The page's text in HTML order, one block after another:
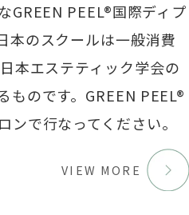
GREEN PEEL®国際ディプ
本のスクールは一般消費
本エステティック学会の
ものです。GREEN PEEL®
で行なってください。
VIEW MORE